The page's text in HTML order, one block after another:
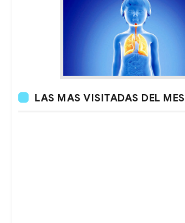
LAS MAS VISITADAS DEL MES